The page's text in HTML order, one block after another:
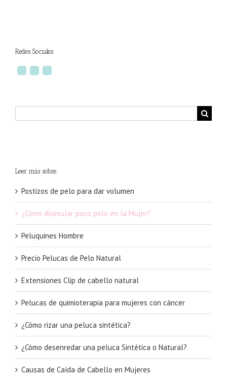
Redes Sociales
Leer más sobre:
Postizos de pelo para dar volumen
¿Cómo disimular poco pelo en la Mujer?
Peluquines Hombre
Precio Pelucas de Pelo Natural
Extensiones Clip de cabello natural
Pelucas de quimioterapia para mujeres con cáncer
¿Cómo rizar una peluca sintética?
¿Cómo desenredar una peluca Sintética o Natural?
Causas de Caída de Cabello en Mujeres